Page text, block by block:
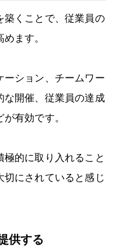
築くことで、従業員の
ます。
ーション、チームワー
な開催、従業員の達成
有効です。
極的に取り入れること
切にされていると感じ
供する